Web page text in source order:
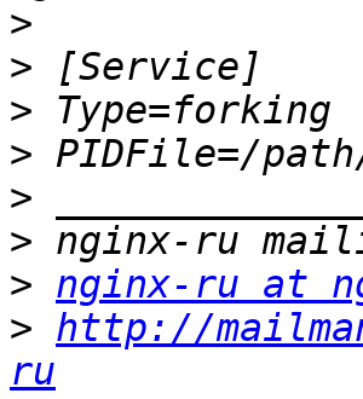
>
>
>
>
>
>
> nginx-ru at
> http://
ru